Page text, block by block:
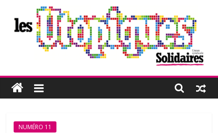
contenu
Les
Utopiques
RevueNUMÉRO 11